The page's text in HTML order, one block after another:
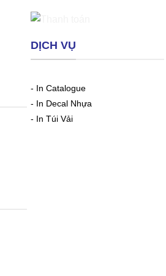
DỊCH VỤ
-
In Catalogue
-
In Decal Nhựa
-
In Túi Vải